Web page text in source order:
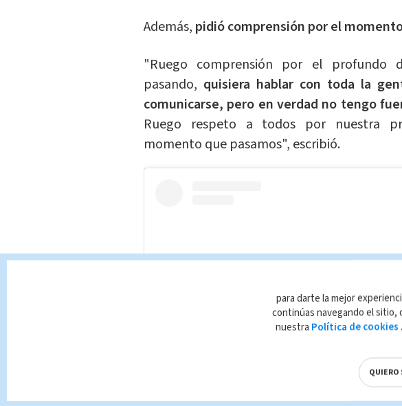
Además, pidió comprensión por el
"Ruego comprensión por el profundo
pasando, quisiera hablar con toda la
comunicarse, pero en verdad no tengo
Ruego respeto a todos por nuestra
momento que pasamos", escribió.
para darte la mejor
continúas navegando el
nuestra Política de cookies
QUIERO